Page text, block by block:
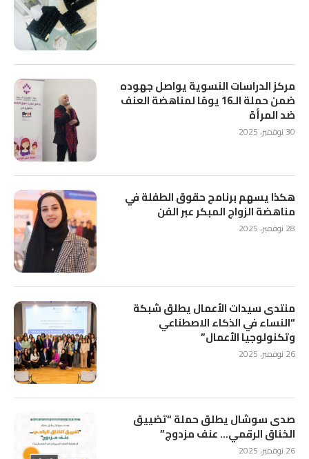
مركز الدراسات النسوية يواصل جهوده
ضمن حملة الـ16 يومًا لمناهضة العنف
ضد المرأة
30 نوفمبر، 2025
هكذا يسهم برنامج حقوق الطفلة في
مناهضة الزواج المبكر عبر الفن
28 نوفمبر، 2025
منتدى سيدات الأعمال يطلق شبكة
“النساء في الذكاء الاصطناعي
وتكنولوجيا الأعمال”
26 نوفمبر، 2025
صدى سوشال يطلق حملة “تضييق
الخناق الرقمي… عنف مزدوج”
26 نوفمبر، 2025